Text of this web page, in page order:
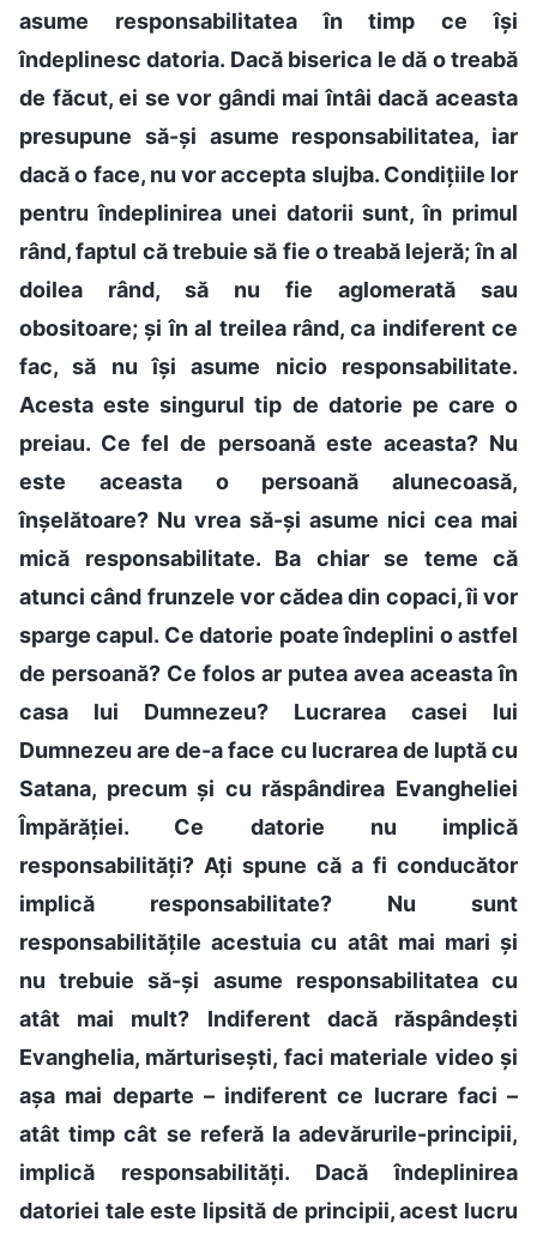
asume responsabilitatea în timp ce își
îndeplinesc datoria. Dacă biserica le dă o treabă
de făcut, ei se vor gândi mai întâi dacă aceasta
presupune să-și asume responsabilitatea, iar
dacă o face, nu vor accepta slujba. Condițiile lor
pentru îndeplinirea unei datorii sunt, în primul
rând, faptul că trebuie să fie o treabă lejeră; în al
doilea rând, să nu fie aglomerată sau
obositoare; și în al treilea rând, ca indiferent ce
fac, să nu își asume nicio responsabilitate.
Acesta este singurul tip de datorie pe care o
preiau. Ce fel de persoană este aceasta? Nu
este aceasta o persoană alunecoasă,
înșelătoare? Nu vrea să-și asume nici cea mai
mică responsabilitate. Ba chiar se teme că
atunci când frunzele vor cădea din copaci, îi vor
sparge capul. Ce datorie poate îndeplini o astfel
de persoană? Ce folos ar putea avea aceasta în
casa lui Dumnezeu? Lucrarea casei lui
Dumnezeu are de-a face cu lucrarea de luptă cu
Satana, precum și cu răspândirea Evangheliei
Împărăției. Ce datorie nu implică
responsabilități? Ați spune că a fi conducător
implică responsabilitate? Nu sunt
responsabilitățile acestuia cu atât mai mari și
nu trebuie să-și asume responsabilitatea cu
atât mai mult? Indiferent dacă răspândești
Evanghelia, mărturisești, faci materiale video și
așa mai departe – indiferent ce lucrare faci –
atât timp cât se referă la adevărurile-principii,
implică responsabilități. Dacă îndeplinirea
datoriei tale este lipsită de principii, acest lucru